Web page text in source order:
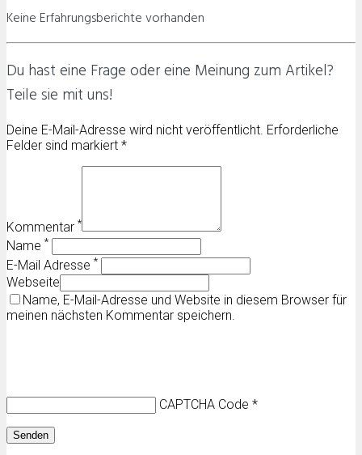
Keine Erfahrungsberichte vorhanden
Du hast eine Frage oder eine Meinung zum Artikel?
Teile sie mit uns!
Deine E-Mail-Adresse wird nicht veröffentlicht. Erforderliche
Felder sind markiert *
Kommentar *
Name *
E-Mail Adresse *
Webseite
Name, E-Mail-Adresse und Website in diesem Browser für
meinen nächsten Kommentar speichern.
CAPTCHA Code *